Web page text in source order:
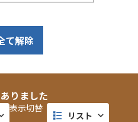
て解除
りました
表示切替
リスト